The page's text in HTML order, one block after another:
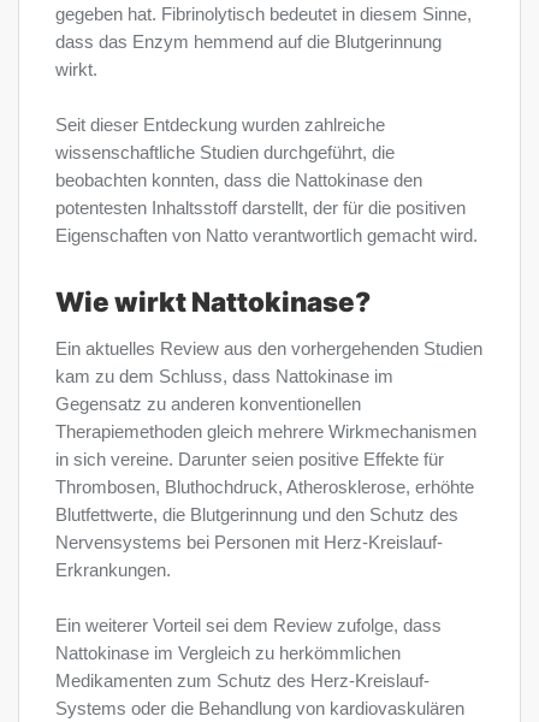
gegeben hat. Fibrinolytisch bedeutet in diesem Sinne,
dass das Enzym hemmend auf die Blutgerinnung
wirkt.
Seit dieser Entdeckung wurden zahlreiche
wissenschaftliche Studien durchgeführt, die
beobachten konnten, dass die Nattokinase den
potentesten Inhaltsstoff darstellt, der für die positiven
Eigenschaften von Natto verantwortlich gemacht wird.
Wie wirkt Nattokinase?
Ein aktuelles Review aus den vorhergehenden Studien
kam zu dem Schluss, dass Nattokinase im
Gegensatz zu anderen konventionellen
Therapiemethoden gleich mehrere Wirkmechanismen
in sich vereine. Darunter seien positive Effekte für
Thrombosen, Bluthochdruck, Atherosklerose, erhöhte
Blutfettwerte, die Blutgerinnung und den Schutz des
Nervensystems bei Personen mit Herz-Kreislauf-
Erkrankungen.
Ein weiterer Vorteil sei dem Review zufolge, dass
Nattokinase im Vergleich zu herkömmlichen
Medikamenten zum Schutz des Herz-Kreislauf-
Systems oder die Behandlung von kardiovaskulären